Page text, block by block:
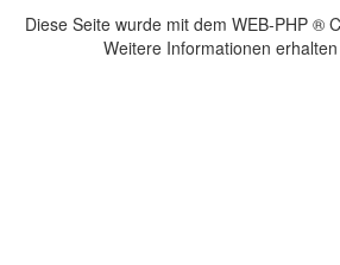
Diese Seite wurde mit dem WEB-PHP ®
Weitere Informationen